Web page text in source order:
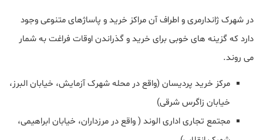
در شهرک ژاندارمری و اطراف آن مراکز خرید و پاساژهای متنوعی وجود
دارد که گزینه‌ های خوبی برای خرید و گذراندن اوقات فراغت به شمار
می روند.
مرکز خرید پردیسان (واقع در محله شهرک آزمایش، خیابان البرز،
خیابان زاگرس شرقی)
مجتمع تجاری اداری الوند ( واقع در مرزداران، خیابان ابراهیمی،